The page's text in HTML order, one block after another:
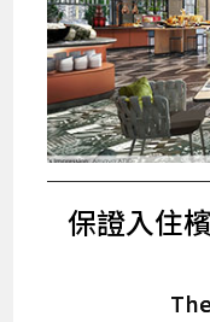
保證入住